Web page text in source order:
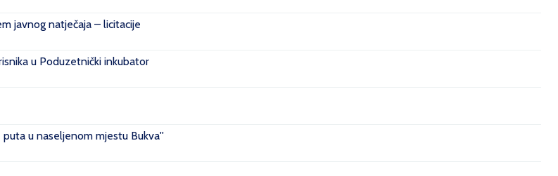
javnog natječaja – licitacije
u Poduzetnički inkubator
u naseljenom mjestu Bukva''